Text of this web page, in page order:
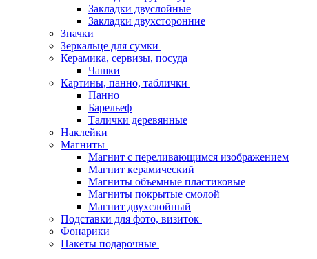
Закладки двуслойные
Закладки двухсторонние
Значки
Зеркальце для сумки
Керамика, сервизы, посуда
Чашки
Картины, панно, таблички
Панно
Барельеф
Талички деревянные
Наклейки
Магниты
Магнит с переливающимся изображением
Магнит керамический
Магниты объемные пластиковые
Магниты покрытые смолой
Магнит двухслойный
Подставки для фото, визиток
Фонарики
Пакеты подарочные